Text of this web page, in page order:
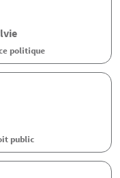
politique
public